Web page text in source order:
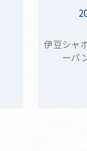
伊豆シャ
ーパ